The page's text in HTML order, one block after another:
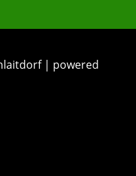
| powered